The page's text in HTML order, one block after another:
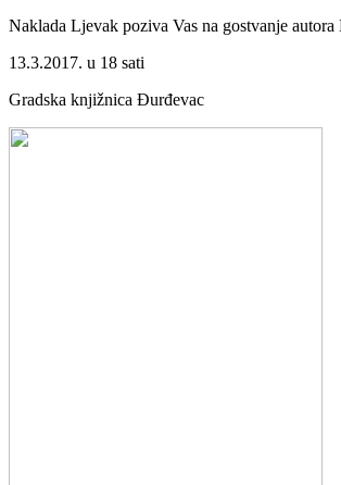
Naklada Ljevak poziva Vas na gostvanje
13.3.2017. u 18 sati
Gradska knjižnica Đurđevac